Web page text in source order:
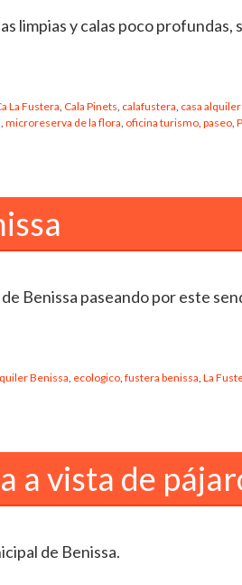
limpias y calas poco profundas,
La Fustera, Cala Pinets, calafustera, casa
, microreserva de la flora, oficina turismo, paseo,
Benissa paseando por este
Benissa, ecologico, fustera benissa, La
a vista de
de Benissa.